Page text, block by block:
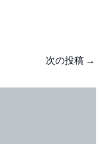
次の投稿 →